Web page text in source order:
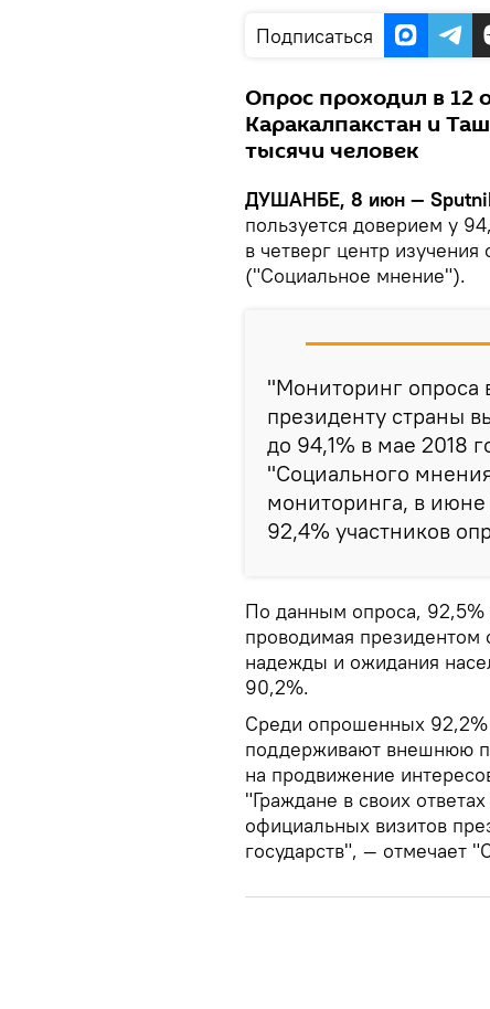
Подписаться
Опрос проходил в 12
Каракалпакстан и
тысячи человек
ДУШАНБЕ, 8 июн —
пользуется доверием у
в четверг центр
("Социальное мнение").
"Мониторинг опроса
президенту страны
до 94,1% в мае 2018
"Социального
мониторинга, в
92,4% участников
По данным опроса, 92,5%
проводимая президентом
надежды и ожидания
90,2%.
Среди опрошенных 92,2%
поддерживают внешнюю
на продвижение
"Граждане в своих
официальных визитов
государств", — отмечает